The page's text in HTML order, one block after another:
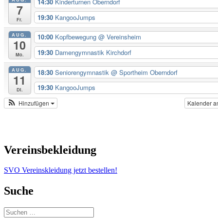
7
Fr.
19:30 KangooJumps
AUG.
10
Mo.
10:00 Kopfbewegung @ Vereinsheim
19:30 Damengymnastik Kirchdorf
AUG.
11
Di.
18:30 Seniorengymnastik @ Sportheim Oberndorf
19:30 KangooJumps
Kalender
Hinzufügen
Vereinsbekleidung
SVO Vereinskleidung jetzt bestellen!
Suche
Suchen